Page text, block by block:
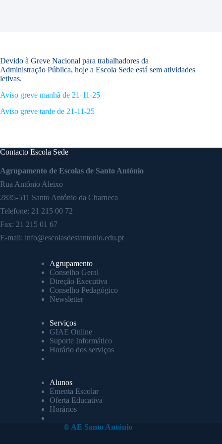
Devido à Greve Nacional para trabalhadores da
Administração Pública, hoje a Escola Sede está sem atividades
letivas.
Aviso greve manhã de 21-11-25
Aviso greve tarde de 21-11-25
Contacto Escola Sede
Agrupamento de Escolas de Santo António
Rua António Aleixo
2835-511 Santo António da Charneca
Telefone: 21 215 00 72
Fax: 21 215 01 67
E-mail: info@escolasdestantonio.edu.pt
Agrupamento
Conselho Geral
Direção Executiva
Conselho Pedagógico
Newsletter
Serviços
GIAE Online
Suporte Informático
Horário dos serviços
Alunos
Ementa Escolar
Oferta Educativa
Horários
® AE Santo António